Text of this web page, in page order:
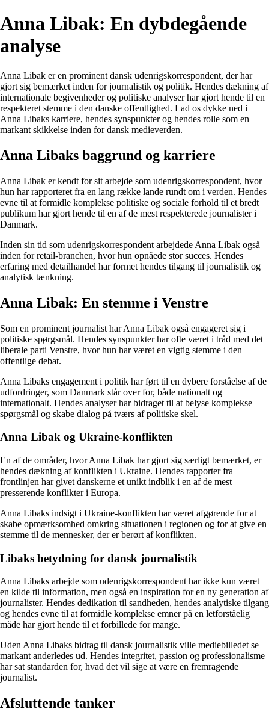
Anna Libak: En dybdegående
analyse
Anna Libak er en prominent dansk udenrigskorrespondent, der har
gjort sig bemærket inden for journalistik og politik. Hendes dækning af
internationale begivenheder og politiske analyser har gjort hende til en
respekteret stemme i den danske offentlighed. Lad os dykke ned i
Anna Libaks karriere, hendes synspunkter og hendes rolle som en
markant skikkelse inden for dansk medieverden.
Anna Libaks baggrund og karriere
Anna Libak er kendt for sit arbejde som udenrigskorrespondent, hvor
hun har rapporteret fra en lang række lande rundt om i verden. Hendes
evne til at formidle komplekse politiske og sociale forhold til et bredt
publikum har gjort hende til en af de mest respekterede journalister i
Danmark.
Inden sin tid som udenrigskorrespondent arbejdede Anna Libak også
inden for retail-branchen, hvor hun opnåede stor succes. Hendes
erfaring med detailhandel har formet hendes tilgang til journalistik og
analytisk tænkning.
Anna Libak: En stemme i Venstre
Som en prominent journalist har Anna Libak også engageret sig i
politiske spørgsmål. Hendes synspunkter har ofte været i tråd med det
liberale parti Venstre, hvor hun har været en vigtig stemme i den
offentlige debat.
Anna Libaks engagement i politik har ført til en dybere forståelse af de
udfordringer, som Danmark står over for, både nationalt og
internationalt. Hendes analyser har bidraget til at belyse komplekse
spørgsmål og skabe dialog på tværs af politiske skel.
Anna Libak og Ukraine-konflikten
En af de områder, hvor Anna Libak har gjort sig særligt bemærket, er
hendes dækning af konflikten i Ukraine. Hendes rapporter fra
frontlinjen har givet danskerne et unikt indblik i en af de mest
presserende konflikter i Europa.
Anna Libaks indsigt i Ukraine-konflikten har været afgørende for at
skabe opmærksomhed omkring situationen i regionen og for at give en
stemme til de mennesker, der er berørt af konflikten.
Libaks betydning for dansk journalistik
Anna Libaks arbejde som udenrigskorrespondent har ikke kun været
en kilde til information, men også en inspiration for en ny generation af
journalister. Hendes dedikation til sandheden, hendes analytiske tilgang
og hendes evne til at formidle komplekse emner på en letforståelig
måde har gjort hende til et forbillede for mange.
Uden Anna Libaks bidrag til dansk journalistik ville mediebilledet se
markant anderledes ud. Hendes integritet, passion og professionalisme
har sat standarden for, hvad det vil sige at være en fremragende
journalist.
Afsluttende tanker